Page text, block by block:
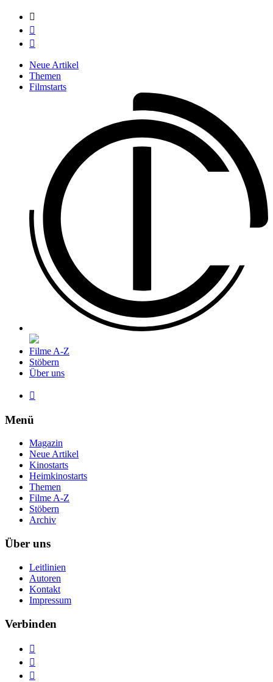



Neue Artikel
Themen
Filmstarts
Filme A-Z
Stöbern
Über uns

Menü
Magazin
Neue Artikel
Kinostarts
Heimkinostarts
Themen
Filme A-Z
Stöbern
Archiv
Über uns
Leitlinien
Autoren
Kontakt
Impressum
Verbinden


